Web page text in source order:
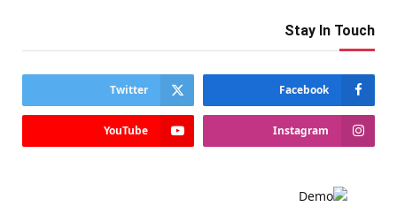
Stay In Touch
Facebook
Twitter
Instagram
YouTube